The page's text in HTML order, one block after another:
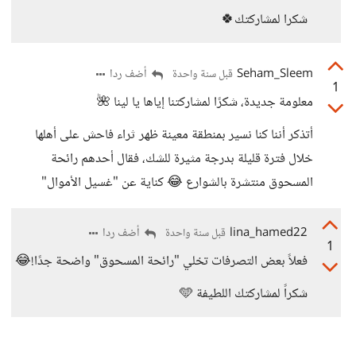
شكرا لمشاركتك🍀
1
Seham_Sleem قبل سنة واحدة أضف ردا
معلومة جديدة، شكرًا لمشاركتنا إياها يا لينا 🌺
أتذكر أننا كنا نسير بمنطقة معينة ظهر ثراء فاحش على أهلها
خلال فترة قليلة بدرجة مثيرة للشك، فقال أحدهم رائحة
المسحوق منتشرة بالشوارع 😂 كناية عن "غسيل الأموال"
1
lina_hamed22 قبل سنة واحدة أضف ردا
فعلاً بعض التصرفات تخلي "رائحة المسحوق" واضحة جدًا!😂
شكراً لمشاركتك اللطيفة 🩵